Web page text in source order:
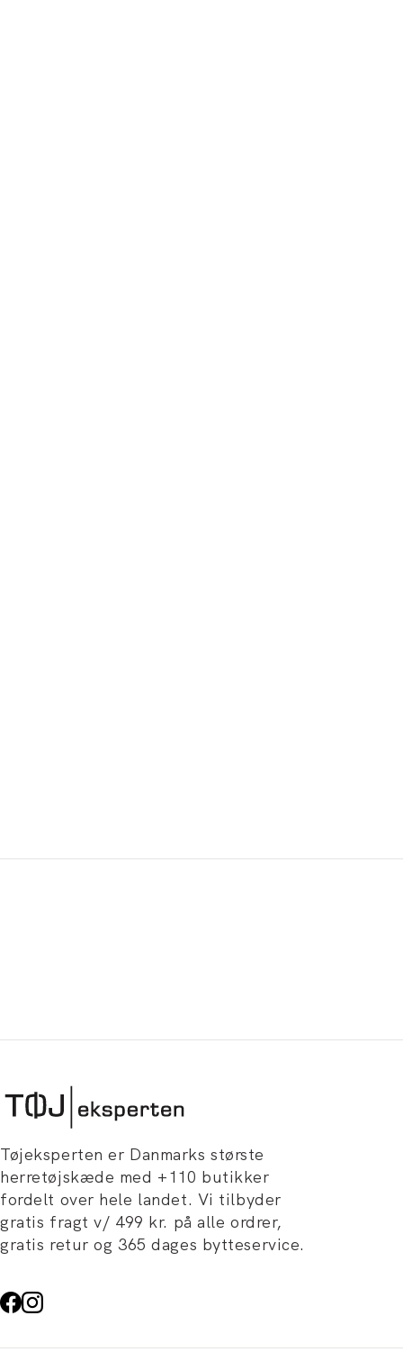
Tøjeksperten er Danmarks største
herretøjskæde med +110 butikker
fordelt over hele landet. Vi tilbyder
gratis fragt v/ 499 kr. på alle ordrer,
gratis retur og 365 dages bytteservice.